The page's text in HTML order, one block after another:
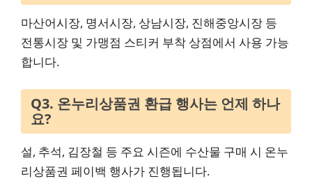
마산어시장, 명서시장, 상남시장, 진해중앙시장 등
전통시장 및 가맹점 스티커 부착 상점에서 사용 가능
합니다.
Q3. 온누리상품권 환급 행사는 언제 하나
요?
설, 추석, 김장철 등 주요 시즌에 수산물 구매 시 온누
리상품권 페이백 행사가 진행됩니다.